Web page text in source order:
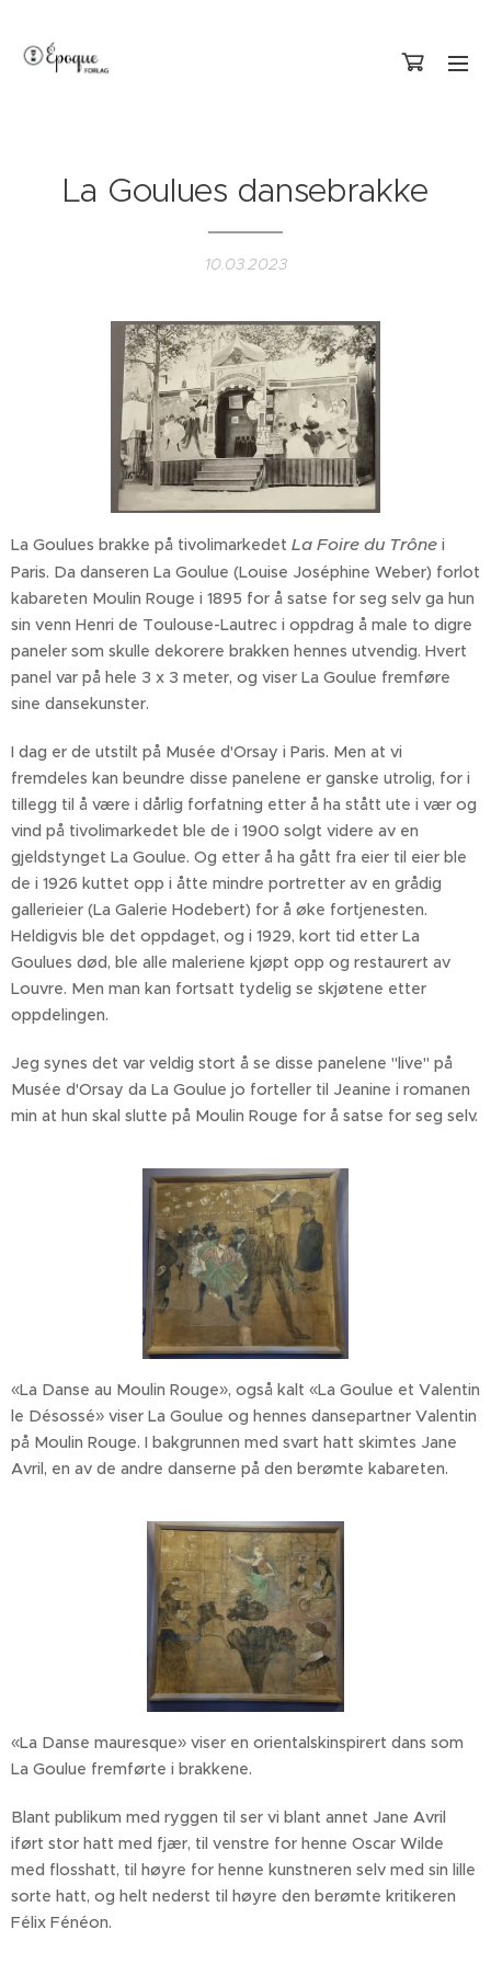
La Goulues dansebrakke
10.03.2023
La Goulues brakke på tivolimarkedet La Foire du Trône i
Paris. Da danseren La Goulue (Louise Joséphine Weber) forlot
kabareten Moulin Rouge i 1895 for å satse for seg selv ga hun
sin venn Henri de Toulouse-Lautrec i oppdrag å male to digre
paneler som skulle dekorere brakken hennes utvendig. Hvert
panel var på hele 3 x 3 meter, og viser La Goulue fremføre
sine dansekunster.
I dag er de utstilt på Musée d'Orsay i Paris. Men at vi
fremdeles kan beundre disse panelene er ganske utrolig, for i
tillegg til å være i dårlig forfatning etter å ha stått ute i vær og
vind på tivolimarkedet ble de i 1900 solgt videre av en
gjeldstynget La Goulue. Og etter å ha gått fra eier til eier ble
de i 1926 kuttet opp i åtte mindre portretter av en grådig
gallerieier (La Galerie Hodebert) for å øke fortjenesten.
Heldigvis ble det oppdaget, og i 1929, kort tid etter La
Goulues død, ble alle maleriene kjøpt opp og restaurert av
Louvre. Men man kan fortsatt tydelig se skjøtene etter
oppdelingen.
Jeg synes det var veldig stort å se disse panelene "live" på
Musée d'Orsay da La Goulue jo forteller til Jeanine i romanen
min at hun skal slutte på Moulin Rouge for å satse for seg selv.
«La Danse au Moulin Rouge», også kalt «La Goulue et Valentin
le Désossé» viser La Goulue og hennes dansepartner Valentin
på Moulin Rouge. I bakgrunnen med svart hatt skimtes Jane
Avril, en av de andre danserne på den berømte kabareten.
«La Danse mauresque» viser en orientalskinspirert dans som
La Goulue fremførte i brakkene.
Blant publikum med ryggen til ser vi blant annet Jane Avril
iført stor hatt med fjær, til venstre for henne Oscar Wilde
med flosshatt, til høyre for henne kunstneren selv med sin lille
sorte hatt, og helt nederst til høyre den berømte kritikeren
Félix Fénéon.